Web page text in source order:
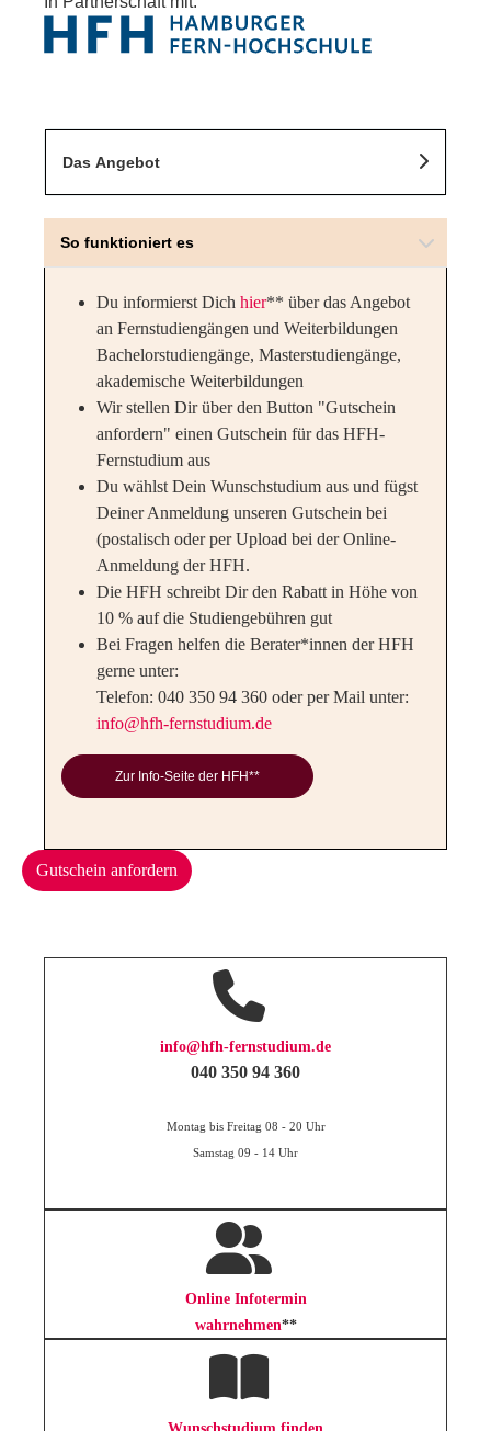
Das Angebot
So funktioniert es
Du informierst Dich hier** über das Angebot
an Fernstudiengängen und Weiterbildungen
Bachelorstudiengänge, Masterstudiengänge,
akademische Weiterbildungen
Wir stellen Dir über den Button "Gutschein
anfordern" einen Gutschein für das HFH-
Fernstudium aus
Du wählst Dein Wunschstudium aus und fügst
Deiner Anmeldung unseren Gutschein bei
(postalisch oder per Upload bei der Online-
Anmeldung der HFH.
Die HFH schreibt Dir den Rabatt in Höhe von
10 % auf die Studiengebühren gut
Bei Fragen helfen die Berater*innen der HFH
gerne unter:
Telefon: 040 350 94 360 oder per Mail unter:
info@hfh-fernstudium.de
Zur Info-Seite der HFH**
Gutschein anfordern
info@hfh-fernstudium.de
040 350 94 360
Montag bis Freitag 08 - 20 Uhr
Samstag 09 - 14 Uhr
Online Infotermin
wahrnehmen**
Wunschstudium finden